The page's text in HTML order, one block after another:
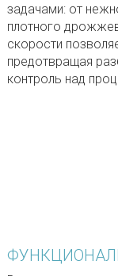
задачами: от
плотного
скорости
предотвращая
контроль над